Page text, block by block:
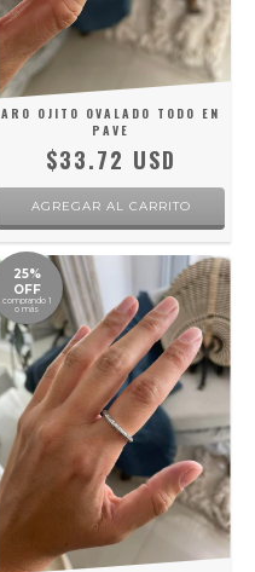
ARO OJITO OVALADO TODO EN
PAVE
$33.72 USD
25%
OFF
comprando 1
o más